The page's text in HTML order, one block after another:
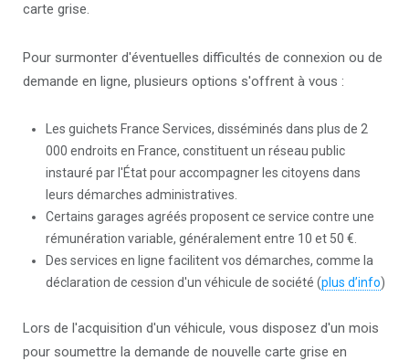
carte grise.
Pour surmonter d'éventuelles difficultés de connexion ou de
demande en ligne, plusieurs options s'offrent à vous :
Les guichets France Services, disséminés dans plus de 2
000 endroits en France, constituent un réseau public
instauré par l'État pour accompagner les citoyens dans
leurs démarches administratives.
Certains garages agréés proposent ce service contre une
rémunération variable, généralement entre 10 et 50 €.
Des services en ligne facilitent vos démarches, comme la
déclaration de cession d'un véhicule de société (plus d’info)
Lors de l'acquisition d'un véhicule, vous disposez d'un mois
pour soumettre la demande de nouvelle carte grise en